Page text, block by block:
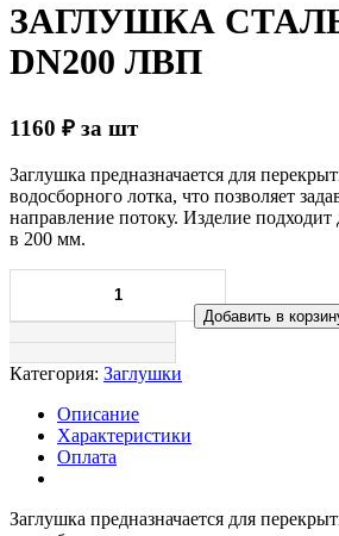
ЗАГЛУШКА
DN200 ЛВП
1160 ₽ за шт
Заглушка предназначается для
водосборного лотка, что позволяет
направление потоку. Изделие подходит
в 200 мм.
Добавить в
Категория: Заглушки
Описание
Характеристики
Оплата
Заглушка предназначается для